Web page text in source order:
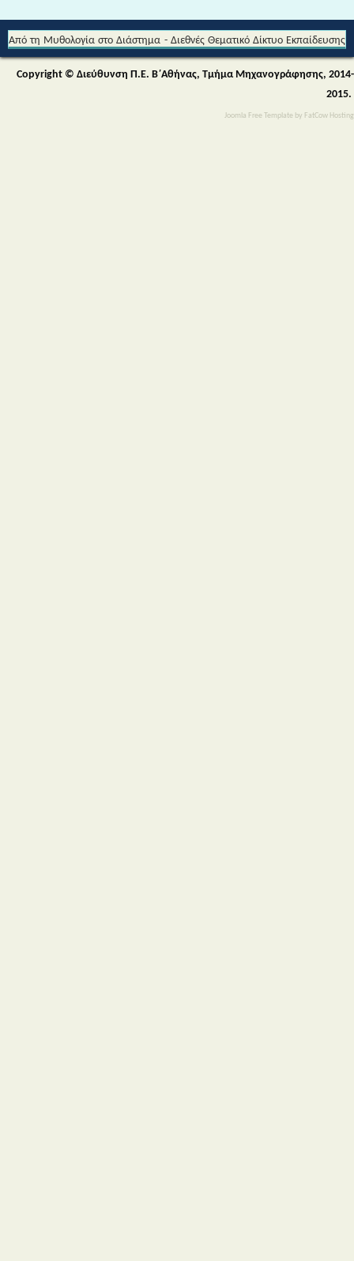
Joomla Free Template by FatCow Hosting
για την Αειφορία (Περιβαλλοντικής & Πολιτιστικής Εκπαίδευσης)
Copyright © Διεύθυνση Π.Ε. Β΄Αθήνας, Τμήμα Μηχανογράφησης, 2014-
2015.